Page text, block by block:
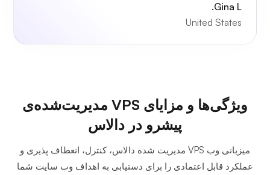
Gina L.
United States
ویژگی‌ها و مزایای VPS مدیریت‌شده‌ی
پیشرو در دالاس
میزبانی وب VPS مدیریت شده دالاس، کنترل، انعطاف پذیری و
عملکرد قابل اعتمادی را برای دستیابی به اهداف وب سایت شما